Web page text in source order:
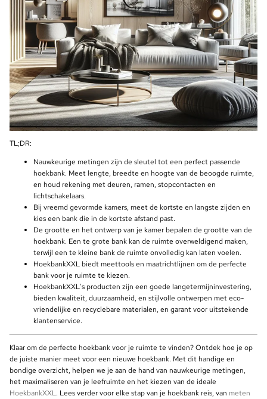
TL;DR:
Nauwkeurige metingen zijn de sleutel tot een perfect passende
hoekbank. Meet lengte, breedte en hoogte van de beoogde ruimte,
en houd rekening met deuren, ramen, stopcontacten en
lichtschakelaars.
Bij vreemd gevormde kamers, meet de kortste en langste zijden en
kies een bank die in de kortste afstand past.
De grootte en het ontwerp van je kamer bepalen de grootte van de
hoekbank. Een te grote bank kan de ruimte overweldigend maken,
terwijl een te kleine bank de ruimte onvolledig kan laten voelen.
HoekbankXXL biedt meettools en maatrichtlijnen om de perfecte
bank voor je ruimte te kiezen.
HoekbankXXL's producten zijn een goede langetermijninvestering,
bieden kwaliteit, duurzaamheid, en stijlvolle ontwerpen met eco-
vriendelijke en recyclebare materialen, en garant voor uitstekende
klantenservice.
Klaar om de perfecte hoekbank voor je ruimte te vinden? Ontdek hoe je op
de juiste manier meet voor een nieuwe hoekbank. Met dit handige en
bondige overzicht, helpen we je aan de hand van nauwkeurige metingen,
het maximaliseren van je leefruimte en het kiezen van de ideale
HoekbankXXL. Lees verder voor elke stap van je hoekbank reis, van meten